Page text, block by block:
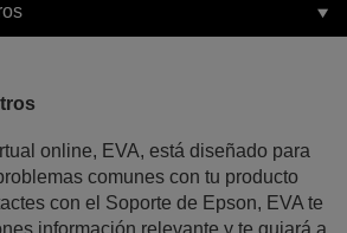
online, EVA, está diseñado para
comunes con tu producto
con el Soporte de Epson, EVA te